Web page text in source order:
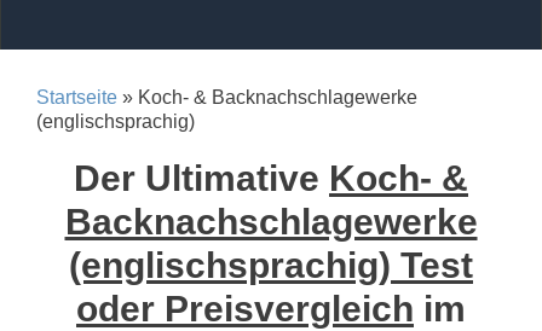
Startseite » Koch- & Backnachschlagewerke
(englischsprachig)
Der Ultimative Koch- &
Backnachschlagewerke
(englischsprachig) Test
oder Preisvergleich im